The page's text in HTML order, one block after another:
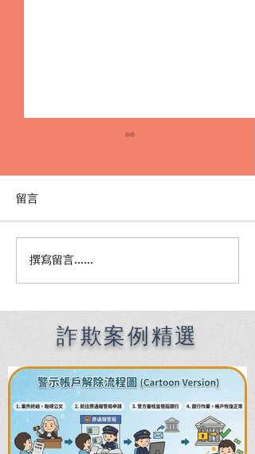
Premier English
Filipinos in Taiwan:
Chien Sheng
International Law Firm
留言
撰寫留言......
詐欺案例精選